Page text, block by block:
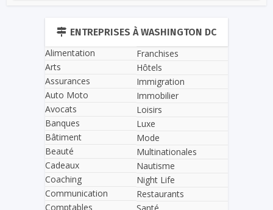
ENTREPRISES À WASHINGTON DC
Alimentation
Arts
Assurances
Auto Moto
Avocats
Banques
Bâtiment
Beauté
Cadeaux
Coaching
Communication
Comptables
Franchises
Hôtels
Immigration
Immobilier
Loisirs
Luxe
Mode
Multinationales
Nautisme
Night Life
Restaurants